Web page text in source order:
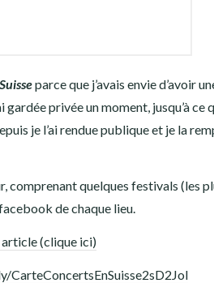
parce que j’avais envie d’avoir
gardée privée un moment, jusqu’à
je l’ai rendue publique et je la
comprenant quelques festivals (les
de chaque lieu.
article (clique ici)
CarteConcertsEnSuisse2sD2Jol